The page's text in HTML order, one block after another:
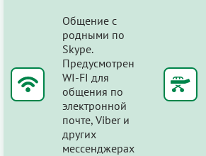
Общение с
родными по
Skype.
Предусмотрен
WI-FI для
общения по
электронной
почте, Viber и
других
мессенджерах